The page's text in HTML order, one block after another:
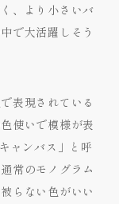
、より小さいバ
で大活躍しそう
表現されている
使いで模様が表
ャンバス」と呼
常のモノグラム
らない色がいい